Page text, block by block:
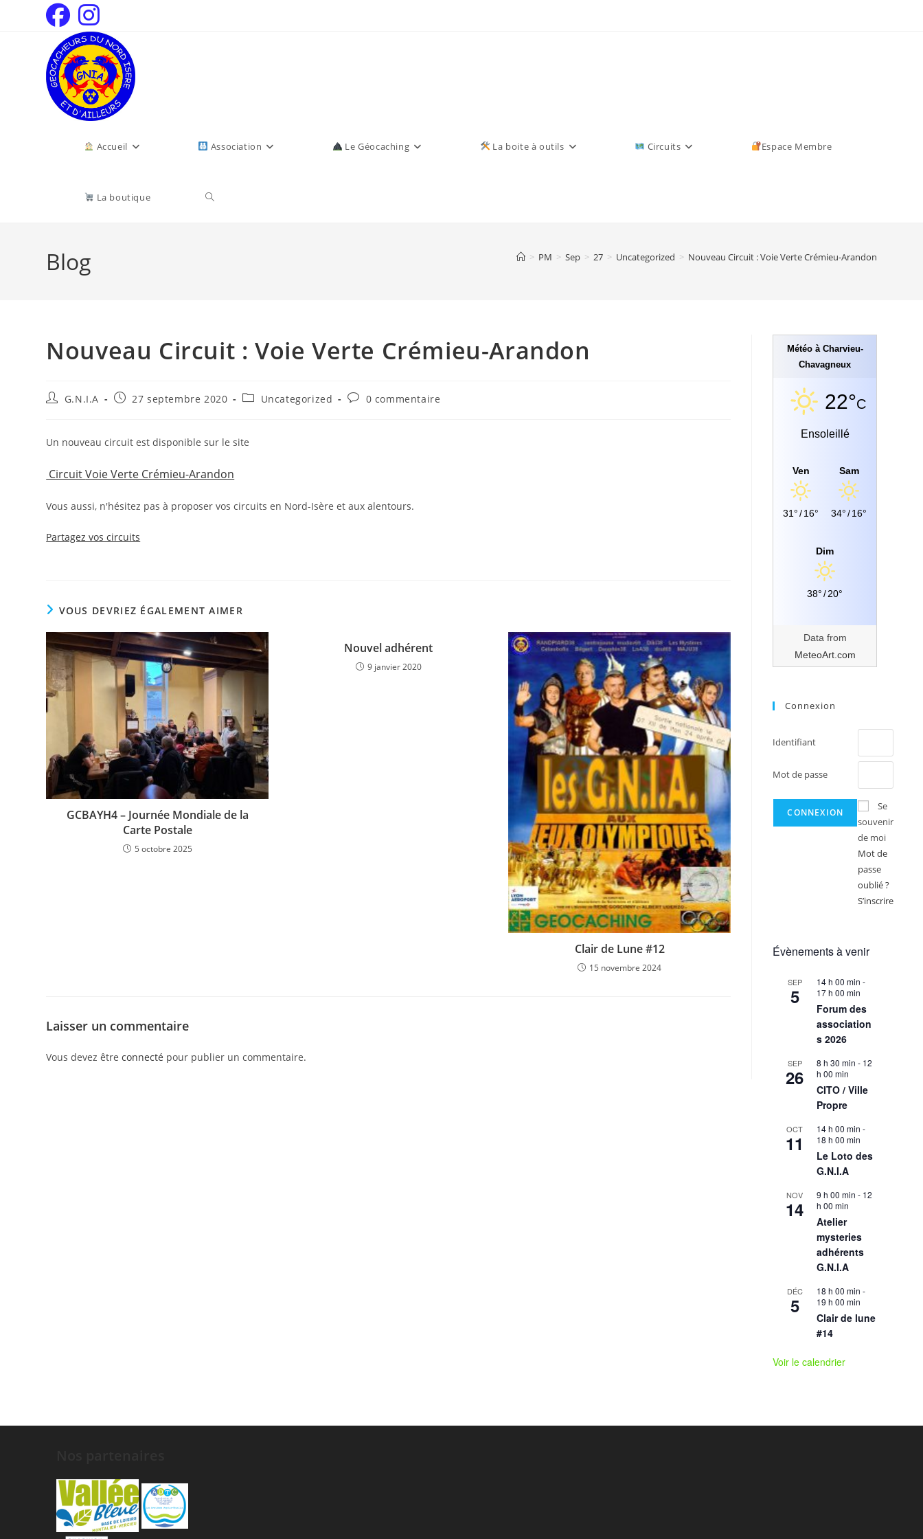
Accueil Association Le Géocaching La boite à outils Circuits Espace Membre
La boutique
Blog > PM > Sep > 27 > Uncategorized > Nouveau Circuit : Voie Verte Crémieu-Arandon
Nouveau Circuit : Voie Verte Crémieu-Arandon
G.N.I.A 27 septembre 2020 Uncategorized 0 commentaire
Un nouveau circuit est disponible sur le site
CircuitVoie Verte Crémieu-Arandon
Vous aussi, n'hésitez pas à proposer vos circuits en Nord-Isère et aux alentours.
Partagez vos circuits
VOUS DEVRIEZ ÉGALEMENT AIMER
GCBAYH4 – Journée Mondiale de la
Carte Postale
5 octobre 2025
Nouvel adhérent
9 janvier 2020
Clair de Lune #12
15 novembre 2024
Laisser un commentaire
Vous devez êtreconnecté pour publier un commentaire.
Météo à Charvieu-
Chavagneux
22°C
Ensoleillé
Ven
31°/16°
Sam
34°/16°
Dim
38°/20°
Data from
MeteoArt.com
Connexion
Identifiant
Mot de passe
Se
souvenir
de moi
Mot de
passe
oublié ?
S’inscrire
Évènements à venir
SEP
5
14 h 00 min -
17 h 00 min
Forum des
association
s 2026
SEP
26
8 h 30 min - 12
h 00 min
CITO / Ville
Propre
OCT
11
14 h 00 min -
18 h 00 min
Le Loto des
G.N.I.A
NOV
14
9 h 00 min - 12
h 00 min
Atelier
mysteries
adhérents
G.N.I.A
DÉC
5
18 h 00 min -
19 h 00 min
Clair de lune
#14
Voir le calendrier